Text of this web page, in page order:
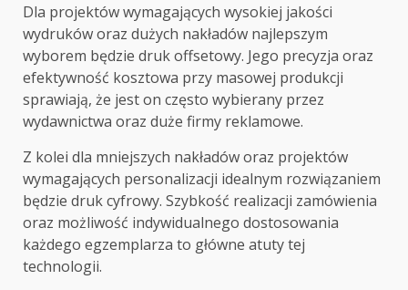
Dla projektów wymagających wysokiej jakości
wydruków oraz dużych nakładów najlepszym
wyborem będzie druk offsetowy. Jego precyzja oraz
efektywność kosztowa przy masowej produkcji
sprawiają, że jest on często wybierany przez
wydawnictwa oraz duże firmy reklamowe.
Z kolei dla mniejszych nakładów oraz projektów
wymagających personalizacji idealnym rozwiązaniem
będzie druk cyfrowy. Szybkość realizacji zamówienia
oraz możliwość indywidualnego dostosowania
każdego egzemplarza to główne atuty tej
technologii.